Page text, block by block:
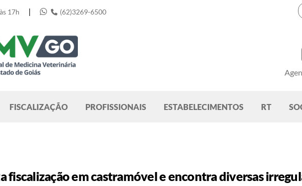
17h | (62)3269-6500
FISCALIZAÇÃO PROFISSIONAIS ESTABELECIMENTOS RT
fiscalização em castramóvel e encontra diversas